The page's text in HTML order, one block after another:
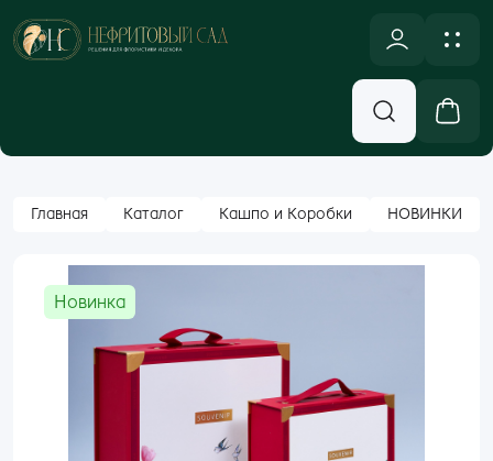
Корзины
Лента
Новинки
Главная Каталог Кашпо и Коробки НОВИНКИ
Новинка
Пароль